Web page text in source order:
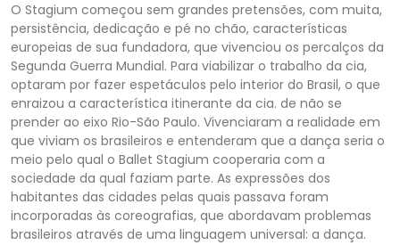
O Stagium começou sem grandes pretensões, com muita,
persistência, dedicação e pé no chão, características
europeias de sua fundadora, que vivenciou os percalços da
Segunda Guerra Mundial. Para viabilizar o trabalho da cia,
optaram por fazer espetáculos pelo interior do Brasil, o que
enraizou a característica itinerante da cia. de não se
prender ao eixo Rio-São Paulo. Vivenciaram a realidade em
que viviam os brasileiros e entenderam que a dança seria o
meio pelo qual o Ballet Stagium cooperaria com a
sociedade da qual faziam parte. As expressões dos
habitantes das cidades pelas quais passava foram
incorporadas às coreografias, que abordavam problemas
brasileiros através de uma linguagem universal: a dança.